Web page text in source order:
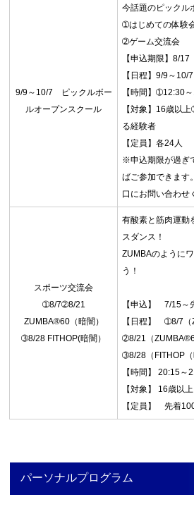
9/9～10/7 ピックルボー
ルオープンスクール
今話題のピックル
➀はじめての体験
➁ゲーム交流会
【申込期限】8/17
【日程】9/9～10/
【時間】➀12:30
【対象】16歳以
る経験者
【定員】各24人
※申込期限が過ぎ
ばご参加できます
口にお問い合わせ
スポーツ交流会
➀8/7➁8/21
ZUMBA®60（暗闇）
➂8/28 FITHOP(暗闇）
有酸素と筋肉運動
スダンス！
ZUMBAのように
う！
【申込】 7/15～
【日程】 ➀8/7（
➁8/21（
➂8/28（FITHOP（
【時間】 20:15～
【対象】 16歳以上
【定員】 先着
パーソナルプログラム